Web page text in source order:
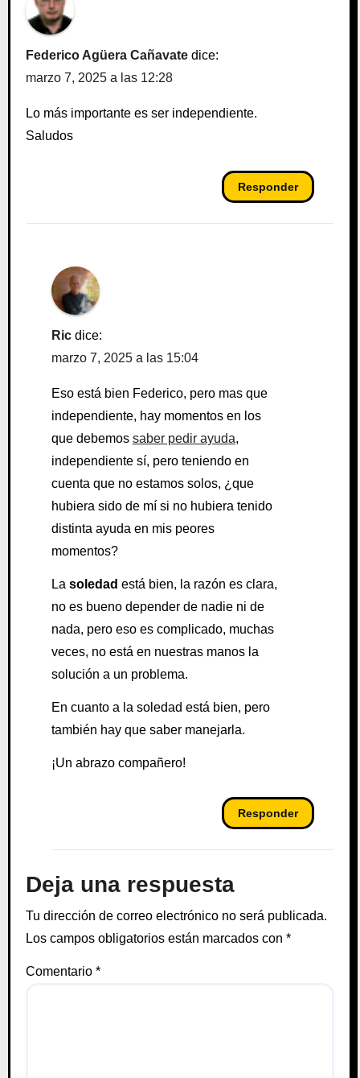
Federico Agüera Cañavate dice:
marzo 7, 2025 a las 12:28
Lo más importante es ser independiente.
Saludos
Responder
Ric dice:
marzo 7, 2025 a las 15:04
Eso está bien Federico, pero mas que
independiente, hay momentos en los
que debemos saber pedir ayuda,
independiente sí, pero teniendo en
cuenta que no estamos solos, ¿que
hubiera sido de mí si no hubiera tenido
distinta ayuda en mis peores
momentos?
La soledad está bien, la razón es clara,
no es bueno depender de nadie ni de
nada, pero eso es complicado, muchas
veces, no está en nuestras manos la
solución a un problema.
En cuanto a la soledad está bien, pero
también hay que saber manejarla.
¡Un abrazo compañero!
Responder
Deja una respuesta
Tu dirección de correo electrónico no será publicada.
Los campos obligatorios están marcados con *
Comentario *